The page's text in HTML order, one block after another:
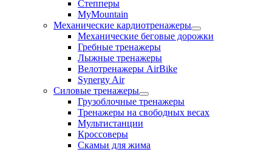
Степперы
MyMountain
Механические кардиотренажеры
Механические беговые дорожки
Гребные тренажеры
Лыжные тренажеры
Велотренажеры AirBike
Synergy Air
Силовые тренажеры
Грузоблочные тренажеры
Тренажеры на свободных весах
Мультистанции
Кроссоверы
Скамьи для жима